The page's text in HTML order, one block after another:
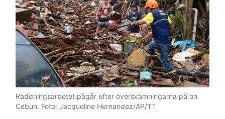
Räddningsarbetet pågår efter översvämningarna på ön
Cebun. Foto: Jacqueline Hernandez/AP/TT